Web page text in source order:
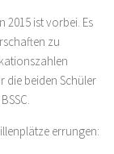
2015 ist vorbei. Es
zu
die beiden Schüler
errungen: